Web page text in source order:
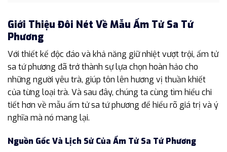
Giới Thiệu Đôi Nét Về Mẫu Ấm Tử Sa Tứ
Phương
Với thiết kế độc đáo và khả năng giữ nhiệt vượt trội, ấm tử
sa tứ phương đã trở thành sự lựa chọn hoàn hảo cho
những người yêu trà, giúp tôn lên hương vị thuần khiết
của từng loại trà. Và sau đây, chúng ta cùng tìm hiểu chi
tiết hơn về mẫu ấm tử sa tứ phương để hiểu rõ giá trị và ý
nghĩa mà nó mang lại.
Nguồn Gốc Và Lịch Sử Của Ấm Tử Sa Tứ Phương